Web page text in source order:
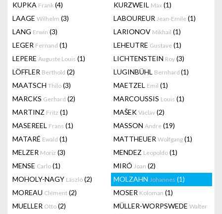
KUPKA Frank (4) KURZWEIL Max (1)
LAAGE Wilhelm (3) LABOUREUR Jean-Emile (1)
LANG Erwin (3) LARIONOV Mikhail (1)
LEGER Fernand (1) LEHEUTRE Gustave (1)
LEPERE Auguste Louis (1) LICHTENSTEIN Roy (3)
LÖFFLER Berthold (2) LUGINBÜHL Bernhard (1)
MAATSCH Thilo (3) MAETZEL Emil (1)
MARCKS Gerhard (2) MARCOUSSIS Louis (1)
MARTINZ Fritz (1) MAŠEK Václav (2)
MASEREEL Frans (1) MASSON Andre (19)
MATARÉ Ewald (1) MATTHEUER Wolfgang (1)
MELZER Moriz (3) MENDEZ Leopoldo (1)
MENSE Carlo (1) MIRÓ Joan (2)
MOHOLY-NAGY László (2) MOLZAHN Johannes (1)
MOREAU Clément (2) MOSER Koloman (1)
MUELLER Otto (2) MÜLLER-WORPSWEDE Walter